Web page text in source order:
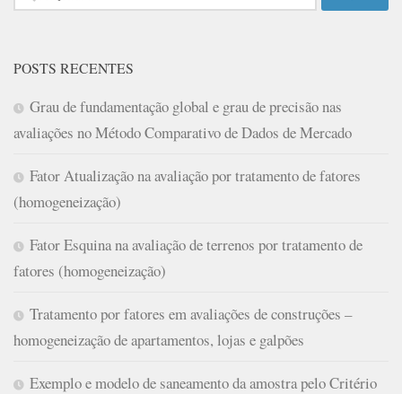
por:
POSTS RECENTES
Grau de fundamentação global e grau de precisão nas
avaliações no Método Comparativo de Dados de Mercado
Fator Atualização na avaliação por tratamento de fatores
(homogeneização)
Fator Esquina na avaliação de terrenos por tratamento de
fatores (homogeneização)
Tratamento por fatores em avaliações de construções –
homogeneização de apartamentos, lojas e galpões
Exemplo e modelo de saneamento da amostra pelo Critério